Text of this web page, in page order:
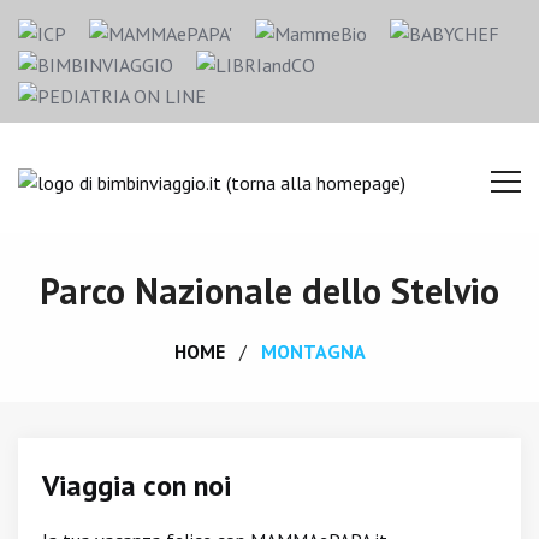
Parco Nazionale dello Stelvio
HOME MONTAGNA
Viaggia con noi